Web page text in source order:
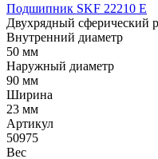
Подшипник SKF 22210 E
Двухрядный сферический
Внутренний диаметр
50 мм
Наружный диаметр
90 мм
Ширина
23 мм
Артикул
50975
Вес